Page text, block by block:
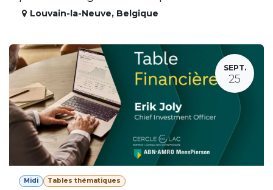
Louvain-la-Neuve, Belgique
SEPT.
25
Midi Tables thématiques